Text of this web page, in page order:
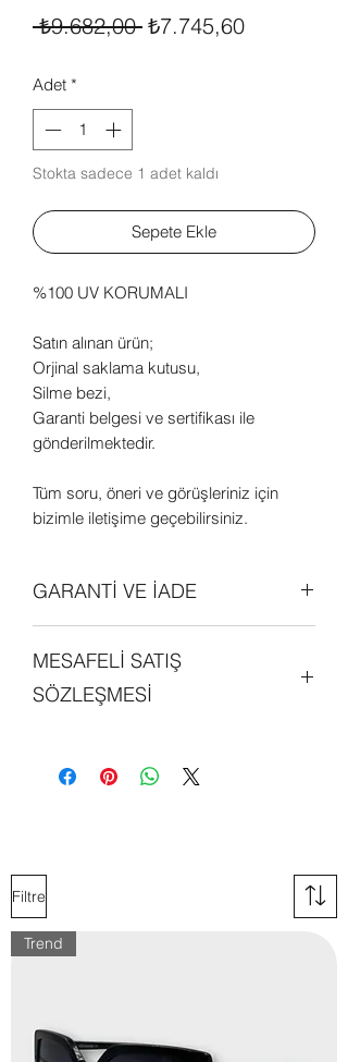
₺9.682,00 Normal
₺7.745,60İndirimli
Adet *
Stokta sadece 1 adet kaldı
Sepete Ekle
%100 UV KORUMALI
Satın alınan ürün;
Orjinal saklama kutusu,
Silme bezi,
Garanti belgesi ve sertifikası ile
gönderilmektedir.
Tüm soru, öneri ve görüşleriniz için
bizimle iletişime geçebilirsiniz.
GARANTİ VE İADE
garantilidir. Daha detaylı bilgi edinmek
için sitemizdeki "GARANTİ ve İADE
POLİTİKALARI" bölümünü
MESAFELİ SATIŞ
SÖZLEŞMESİ
kişi, mesafeli satış sözleşmesini
okumuş ve kabul etmiş sayılmaktadır.
Filtre
Trend